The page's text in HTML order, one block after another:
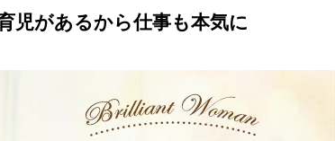
児があるから仕事も本気に